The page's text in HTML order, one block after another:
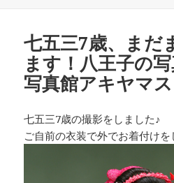
ー
七五三7歳、まだ
ます！八王子の写
写真館アキヤマ
七五三7歳の撮影をしました♪
ご自前の衣装で外でお着付けを